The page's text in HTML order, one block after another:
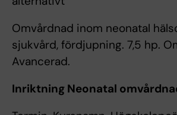
Omvårdnad inom neonatal
sjukvård, fördjupning. 7,5 hp.
Avancerad.
Inriktning Neonatal